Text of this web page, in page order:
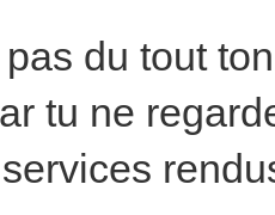
du tout
tu ne